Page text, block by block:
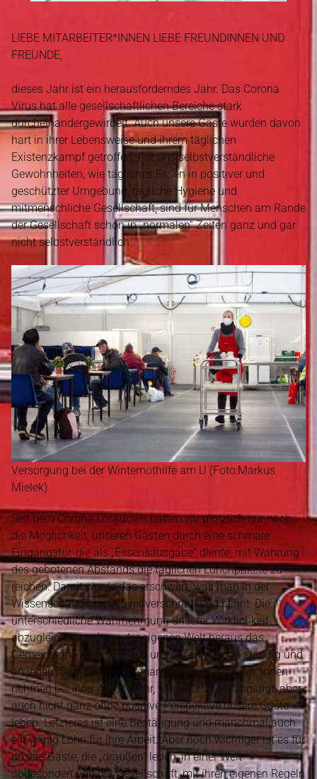
LIEBE MITARBEITER*INNEN LIEBE FREUNDINNEN UND
FREUNDE,
dieses Jahr ist ein herausforderndes Jahr. Das Corona
Virus hat alle gesellschaftlichen Bereiche stark
durcheinandergewirbelt. Auch unsere Gäste wurden davon
hart in ihrer Lebensweise und ihrem täglichen
Existenzkampf getroffen. Für uns selbstverständliche
Gewohnheiten, wie tägliches Essen in positiver und
geschützter Umgebung, tägliche Hygiene und
mitmenschliche Gesellschaft, sind für Menschen am Rande
der Gesellschaft schon in „normalen“ Zeiten ganz und gar
nicht selbstverständlich.
Versorgung bei der Winternothilfe am U (Foto:Markus
Mielek)
Seit dem Corona Lockdown hatten wir plötzlich nur noch
die Möglichkeit, unseren Gästen durch eine schmale
Eingangstür, die als „Essensausgabe“ diente, mit Wahrung
des gebotenen Abstands die täglichen Lunchpakete zu
reichen. Damit wurde das erschwert, was man in der
Wissenschaft Perspektivenverschränkung nennt: Die
unterschiedliche Wahrnehmung unserer Wirklichkeit
abzugleichen und aus der eigenen Welt heraus das
Gemeinsame zu finden. Bei uns geschieht das ständig und
an jedem Tag: Unsere ehrenamtlichen Mitarbeiter*innen
nehmen bei ihrer Arbeit wahr, wie verletzt, verängstigt, aber
auch nicht ganz ohne positive Perspektive unsere Gäste
leben. Letzteres ist eine Bestätigung und manchmal auch
ein wenig Lohn für ihre Arbeit. Aber noch wichtiger ist es für
unsere Gäste, die „draußen“ leben, in einer Welt
abgesondert von der Gesellschaft, mit ihren eigenen Regeln